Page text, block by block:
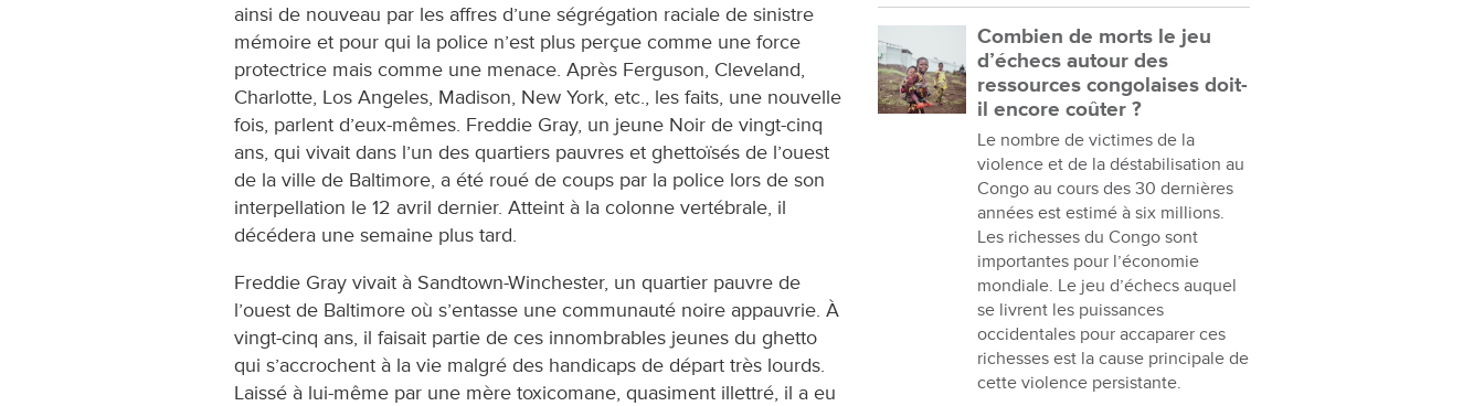
ainsi de nouveau par les a­ffres d’une ségrégation raciale de sinistre
mémoire et pour qui la police n’est plus perçue comme une force
protectrice mais comme une menace. Après Ferguson, Cleveland,
Charlotte, Los Angeles, Madison, New York, etc., les faits, une nouvelle
fois, parlent d’eux-mêmes. Freddie Gray, un jeune Noir de vingt-cinq
ans, qui vivait dans l’un des quartiers pauvres et ghettoïsés de l’ouest
de la ville de Baltimore, a été roué de coups par la police lors de son
interpellation le 12 avril dernier. Atteint à la colonne vertébrale, il
décédera une semaine plus tard.
Freddie Gray vivait à Sandtown-Winchester, un quartier pauvre de
l’ouest de Baltimore où s’entasse une communauté noire appauvrie. À
vingt-cinq ans, il faisait partie de ces innombrables jeunes du ghetto
qui s’accrochent à la vie malgré des handicaps de départ très lourds.
Laissé à lui-même par une mère toxicomane, quasiment illettré, il a eu
Combien de morts le jeu
d’échecs autour des
ressources congolaises doit-
il encore coûter ?
Le nombre de victimes de la
violence et de la déstabilisation au
Congo au cours des 30 dernières
années est estimé à six millions.
Les richesses du Congo sont
importantes pour l’économie
mondiale. Le jeu d’échecs auquel
se livrent les puissances
occidentales pour accaparer ces
richesses est la cause principale de
cette violence persistante.